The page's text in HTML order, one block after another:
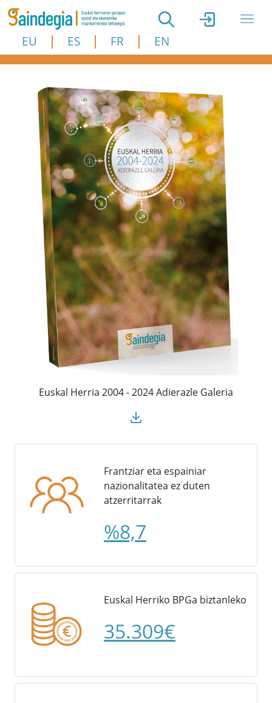
Skip to main content
EU ES FR EN
Euskal Herria 2004 - 2024 Adierazle Galeria
Frantziar eta espainiar
nazionalitatea ez duten
atzerritarrak
%8,7
Euskal Herriko BPGa biztanleko
35.309€